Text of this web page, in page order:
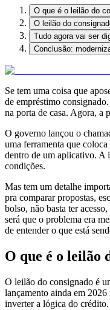
O que é o leilão do
O leilão do
Tudo agora vai ser
Conclusão:
Se tem uma coisa que
de empréstimo
na porta de casa. Agora, a
O governo lançou o
uma ferramenta que
dentro de um aplicativo. A
condições.
Mas tem um detalhe
pra comparar propostas,
bolso, não basta ter
será que o problema era
de entender o que está
O que é o leilão
O leilão do consignado é
lançamento ainda em
inverter a lógica do crédito.